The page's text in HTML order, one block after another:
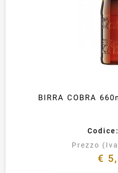
BIRRA COBRA
Codice:
Prezzo
€